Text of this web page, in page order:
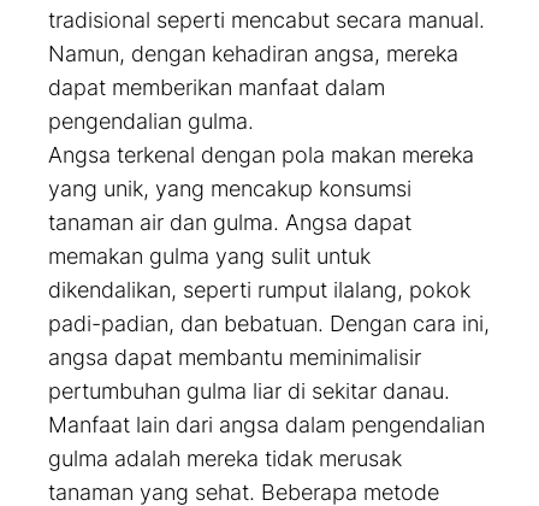
tradisional seperti mencabut secara manual.
Namun, dengan kehadiran angsa, mereka
dapat memberikan manfaat dalam
pengendalian gulma.
Angsa terkenal dengan pola makan mereka
yang unik, yang mencakup konsumsi
tanaman air dan gulma. Angsa dapat
memakan gulma yang sulit untuk
dikendalikan, seperti rumput ilalang, pokok
padi-padian, dan bebatuan. Dengan cara ini,
angsa dapat membantu meminimalisir
pertumbuhan gulma liar di sekitar danau.
Manfaat lain dari angsa dalam pengendalian
gulma adalah mereka tidak merusak
tanaman yang sehat. Beberapa metode